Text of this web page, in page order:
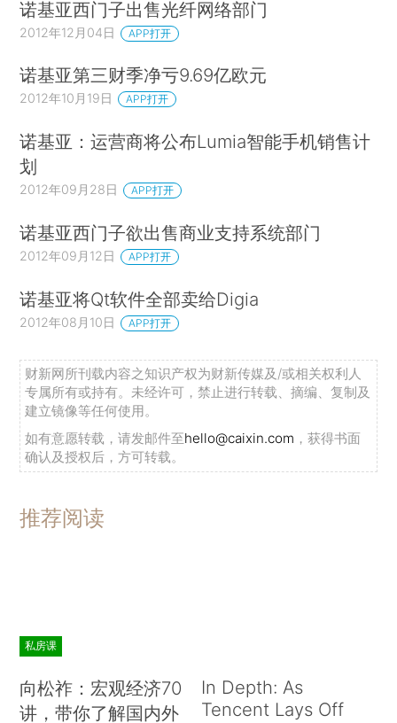
诺基亚西门子出售光纤网络部门
2012年12月04日 APP打开
诺基亚第三财季净亏9.69亿欧元
2012年10月19日 APP打开
诺基亚：运营商将公布Lumia智能手机销售计
划
2012年09月28日 APP打开
诺基亚西门子欲出售商业支持系统部门
2012年09月12日 APP打开
诺基亚将Qt软件全部卖给Digia
2012年08月10日 APP打开
财新网所刊载内容之知识产权为财新传媒及/或相关权利人
专属所有或持有。未经许可，禁止进行转载、摘编、复制及
建立镜像等任何使用。
如有意愿转载，请发邮件至hello@caixin.com ，获得书面
确认及授权后，方可转载。
推荐阅读
私房课
向松祚：宏观经济70
讲，带你了解国内外
In Depth: As
Tencent Lays Off